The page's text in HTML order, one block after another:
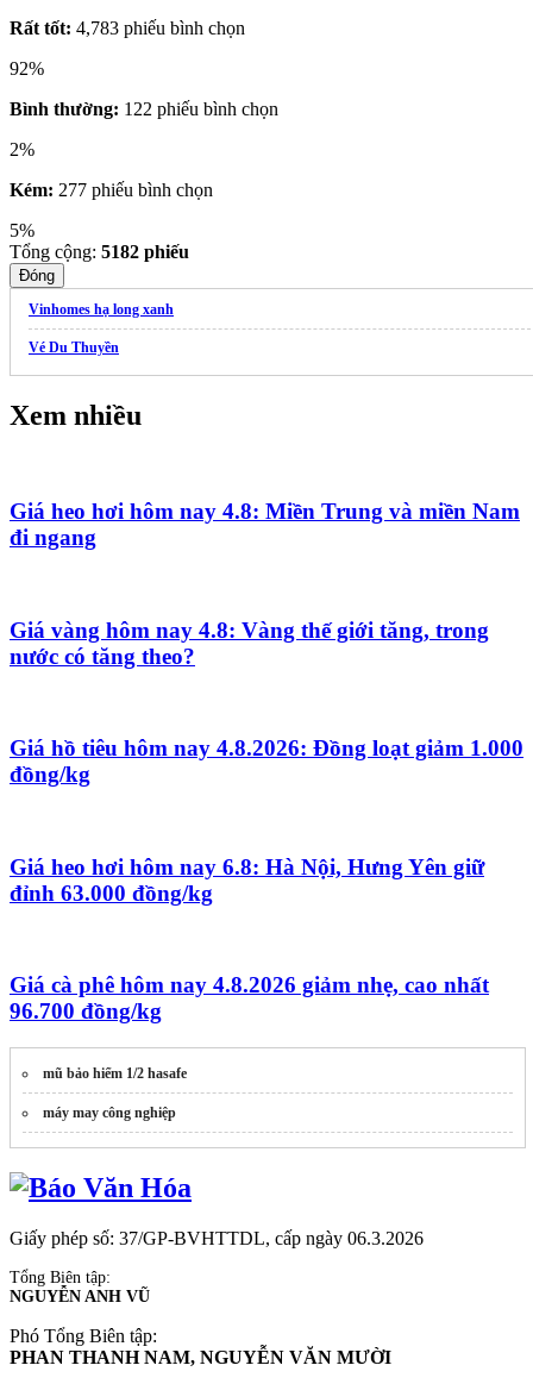
Rất tốt: 4,783 phiếu bình chọn
92%
Bình thường: 122 phiếu bình chọn
2%
Kém: 277 phiếu bình chọn
5%
Tổng cộng: 5182 phiếu
Đóng
Vinhomes hạ long xanh
Vé Du Thuyền
Xem nhiều
Giá heo hơi hôm nay 4.8: Miền Trung và miền Nam
đi ngang
Giá vàng hôm nay 4.8: Vàng thế giới tăng, trong
nước có tăng theo?
Giá hồ tiêu hôm nay 4.8.2026: Đồng loạt giảm 1.000
đồng/kg
Giá heo hơi hôm nay 6.8: Hà Nội, Hưng Yên giữ
đỉnh 63.000 đồng/kg
Giá cà phê hôm nay 4.8.2026 giảm nhẹ, cao nhất
96.700 đồng/kg
mũ bảo hiểm 1/2 hasafe
máy may công nghiệp
Giấy phép số: 37/GP-BVHTTDL, cấp ngày 06.3.2026
Tổng Biên tập:
NGUYỄN ANH VŨ
Phó Tổng Biên tập:
PHAN THANH NAM, NGUYỄN VĂN MƯỜI